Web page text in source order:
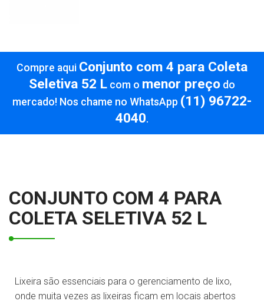
Compre aqui Conjunto com 4 para Coleta
Seletiva 52 L com o menor preço do
mercado! Nos chame no WhatsApp (11) 96722-
4040.
CONJUNTO COM 4 PARA
COLETA SELETIVA 52 L
Lixeira são essenciais para o gerenciamento de lixo,
onde muita vezes as lixeiras ficam em locais abertos